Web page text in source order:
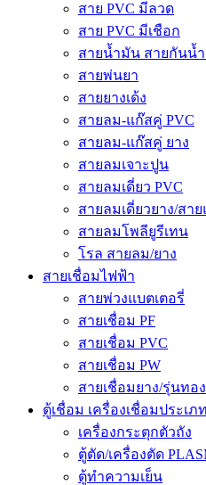
สาย PVC มีลวด
สาย PVC มีเชือก
สายน้ำมัน สายกันน้
สายพ่นยา
สายยางเด้ง
สายลม-แก๊สคู่ PVC
สายลม-แก๊สคู่ ยาง
สายลมเจาะปูน
สายลมเดี่ยว PVC
สายลมเดี่ยวยาง/สาย
สายลมโพลียูรีเทน
โรล สายลม/ยาง
สายเชื่อมไฟฟ้า
สายพ่วงแบตเตอรี่
สายเชื่อม PF
สายเชื่อม PVC
สายเชื่อม PW
สายเชื่อมยาง/รุ่นทอ
ตู้เชื่อม เครื่องเชื่อมประเภ
เครื่องกระตุกตัวถัง
ตู้ตัด/เครื่องตัด
ตู้ทำความเย็น